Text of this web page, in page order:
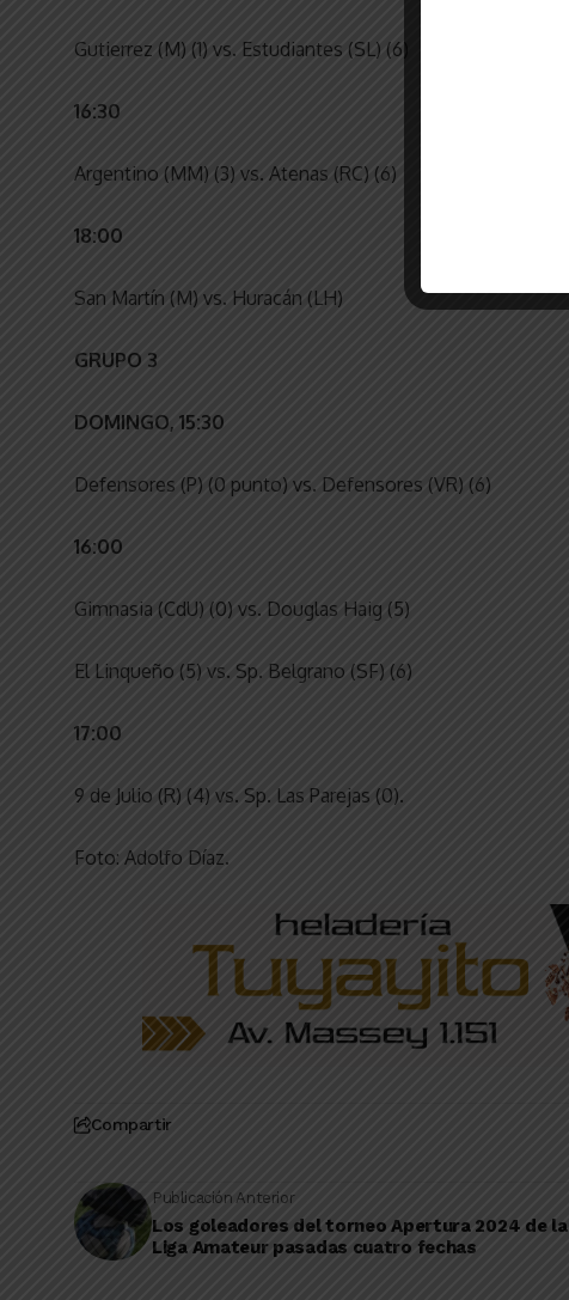
Gutierrez (M) (1) vs. Estudiantes (SL) (6)
16:30
Argentino (MM) (3) vs. Atenas (RC) (6)
18:00
San Martín (M) vs. Huracán (LH)
GRUPO 3
DOMINGO, 15:30
Defensores (P) (0 punto) vs. Defensores (VR) (6)
16:00
Gimnasia (CdU) (0) vs. Douglas Haig (5)
El Linqueño (5) vs. Sp. Belgrano (SF) (6)
17:00
9 de Julio (R) (4) vs. Sp. Las Parejas (0).
Foto: Adolfo Díaz.
Compartir
Publicación Anterior
Los goleadores del torneo Apertura 2024 de la
Liga Amateur pasadas cuatro fechas